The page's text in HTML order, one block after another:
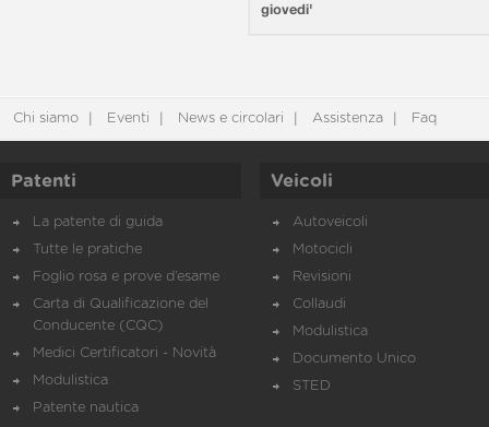
giovedi'
Chi siamo Eventi News e circolari Assistenza Faq
Patenti
La patente di guida
Tutte le pratiche
Foglio rosa e prove d’esame
Carta di Qualificazione del
Conducente (CQC)
Medici Certificatori - Novità
Modulistica
Patente nautica
Veicoli
Autoveicoli
Motocicli
Revisioni
Collaudi
Modulistica
Documento Unico
STED